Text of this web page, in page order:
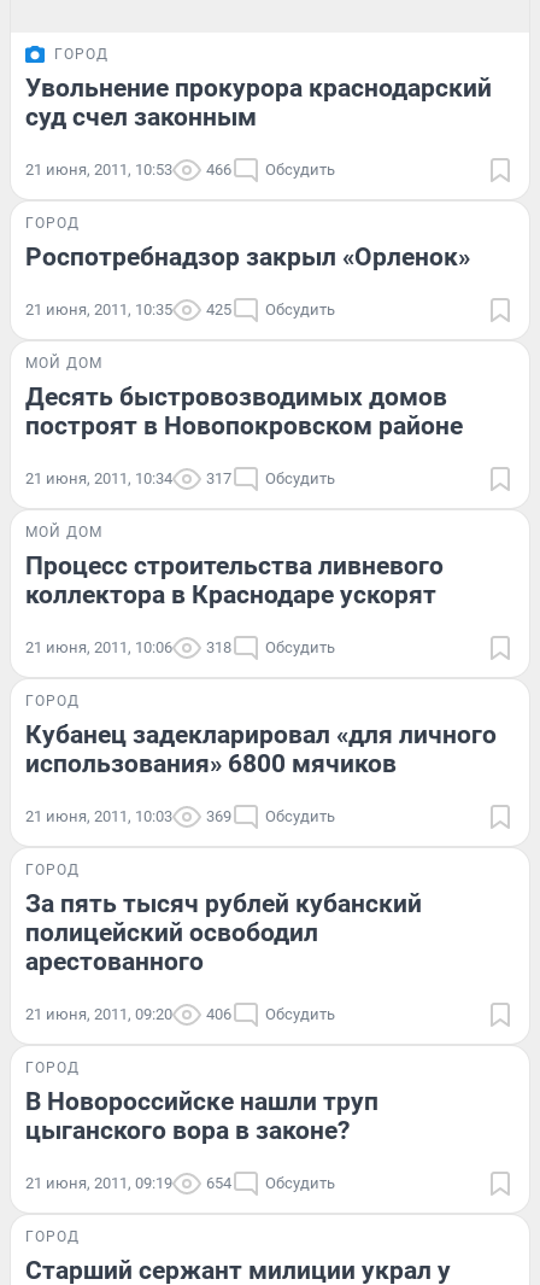
ГОРОД
Увольнение прокурора краснодарский
суд счел законным
21 июня, 2011, 10:53 466 Обсудить
ГОРОД
Роспотребнадзор закрыл «Орленок»
21 июня, 2011, 10:35 425 Обсудить
МОЙ ДОМ
Десять быстровозводимых домов
построят в Новопокровском районе
21 июня, 2011, 10:34 317 Обсудить
МОЙ ДОМ
Процесс строительства ливневого
коллектора в Краснодаре ускорят
21 июня, 2011, 10:06 318 Обсудить
ГОРОД
Кубанец задекларировал «для личного
использования» 6800 мячиков
21 июня, 2011, 10:03 369 Обсудить
ГОРОД
За пять тысяч рублей кубанский
полицейский освободил
арестованного
21 июня, 2011, 09:20 406 Обсудить
ГОРОД
В Новороссийске нашли труп
цыганского вора в законе?
21 июня, 2011, 09:19 654 Обсудить
ГОРОД
Старший сержант милиции украл у